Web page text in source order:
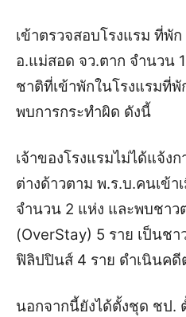
เข้าตรวจสอบโรงแรม ที่พัก
อ.แม่สอด จว.ตาก จำนวน
ชาติที่เข้าพักในโรงแรมที่
พบการกระทำผิด ดังนี้
เจ้าของโรงแรมไม่ได้แจ้ง
ต่างด้าวตาม พ.ร.บ.คนเข้า
จำนวน 2 แห่ง และพบชาว
(OverStay) 5 ราย เป็นชา
ฟิลิปปินส์ 4 ราย ดำเนินค
นอกจากนี้ยังได้ตั้งชุด ชป